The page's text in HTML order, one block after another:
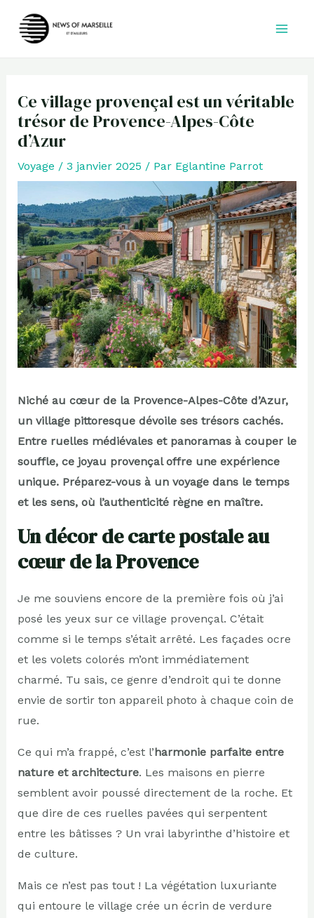
Ce village provençal est un véritable
trésor de Provence-Alpes-Côte
d’Azur
Voyage / 3 janvier 2025 / Par Eglantine Parrot
Niché au cœur de la Provence-Alpes-Côte d’Azur,
un village pittoresque dévoile ses trésors cachés.
Entre ruelles médiévales et panoramas à couper le
souffle, ce joyau provençal offre une expérience
unique. Préparez-vous à un voyage dans le temps
et les sens, où l’authenticité règne en maître.
Un décor de carte postale au
cœur de la Provence
Je me souviens encore de la première fois où j’ai
posé les yeux sur ce village provençal. C’était
comme si le temps s’était arrêté. Les façades ocre
et les volets colorés m’ont immédiatement
charmé. Tu sais, ce genre d’endroit qui te donne
envie de sortir ton appareil photo à chaque coin de
rue.
Ce qui m’a frappé, c’est l’harmonie parfaite entre
nature et architecture. Les maisons en pierre
semblent avoir poussé directement de la roche. Et
que dire de ces ruelles pavées qui serpentent
entre les bâtisses ? Un vrai labyrinthe d’histoire et
de culture.
Mais ce n’est pas tout ! La végétation luxuriante
qui entoure le village crée un écrin de verdure